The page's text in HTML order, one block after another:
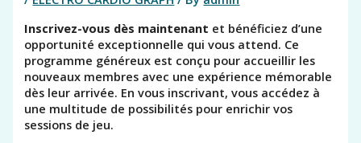
Inscrivez-vous dès maintenant et bénéficiez d’une
opportunité exceptionnelle qui vous attend. Ce
programme généreux est conçu pour accueillir les
nouveaux membres avec une expérience mémorable
dès leur arrivée. En vous inscrivant, vous accédez à
une multitude de possibilités pour enrichir vos
sessions de jeu.